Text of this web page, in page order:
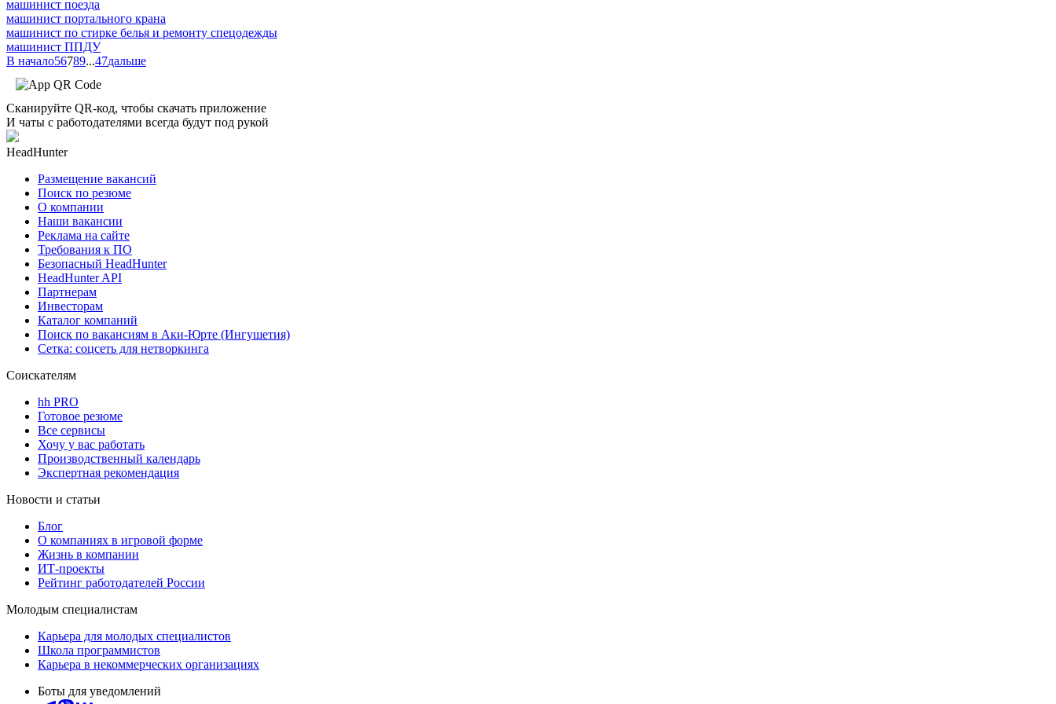
машинист поезда
машинист портального крана
машинист по стирке белья и ремонту спецодежды
машинист ППДУ
В начало56789...47дальше
Сканируйте QR-код, чтобы скачать приложение
И чаты с работодателями всегда будут под рукой
HeadHunter
Размещение вакансий
Поиск по резюме
О компании
Наши вакансии
Реклама на сайте
Требования к ПО
Безопасный HeadHunter
HeadHunter API
Партнерам
Инвесторам
Каталог компаний
Поиск по вакансиям в Аки-Юрте (Ингушетия)
Сетка: соцсеть для нетворкинга
Соискателям
hh PRO
Готовое резюме
Все сервисы
Хочу у вас работать
Производственный календарь
Экспертная рекомендация
Новости и статьи
Блог
О компаниях в игровой форме
Жизнь в компании
ИТ-проекты
Рейтинг работодателей России
Молодым специалистам
Карьера для молодых специалистов
Школа программистов
Карьера в некоммерческих организациях
Боты для уведомлений